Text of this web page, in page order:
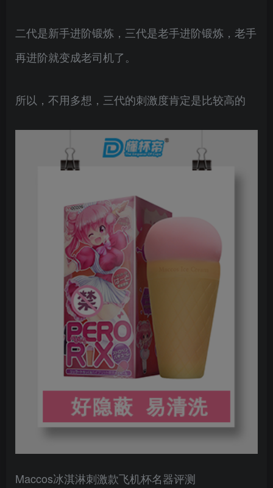
二代是新手进阶锻炼，三代是老手进阶锻炼，老手
再进阶就变成老司机了。
所以，不用多想，三代的刺激度肯定是比较高的
Maccos冰淇淋刺激款飞机杯名器评测